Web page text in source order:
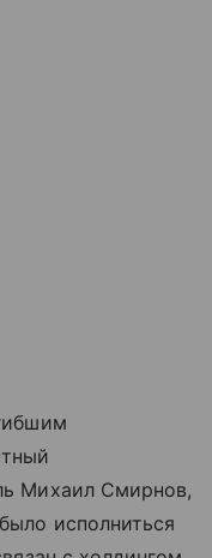
Михаил Смирнов,
исполниться